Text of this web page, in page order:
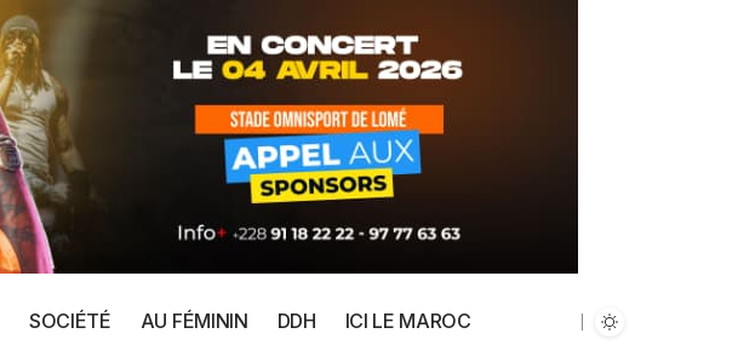
SOCIÉTÉ AU FÉMININ DDH ICI LE MAROC